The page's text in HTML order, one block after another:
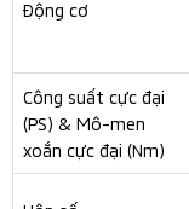
mã lực và mô-
số tự động 6
(AT GLX​ & AT